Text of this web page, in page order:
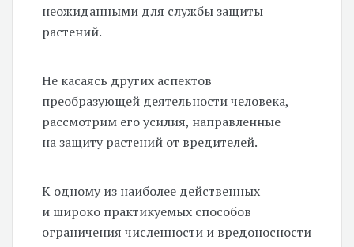
неожиданными для службы защиты
растений.
Не касаясь других аспектов
преобразующей деятельности человека,
рассмотрим его усилия, направленные
на защиту растений от вредителей.
К одному из наиболее действенных
и широко практикуемых способов
ограничения численности и вредоносности